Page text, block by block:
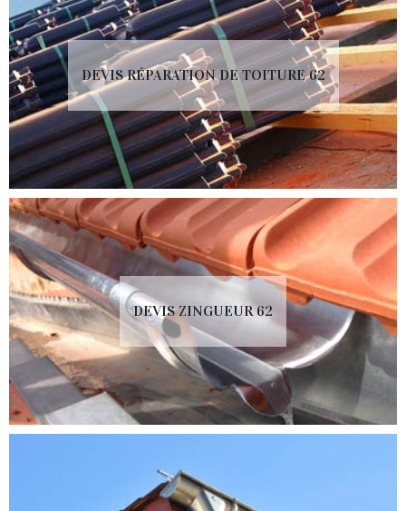
DEVIS RÉPARATION DE TOITURE 62
DEVIS ZINGUEUR 62